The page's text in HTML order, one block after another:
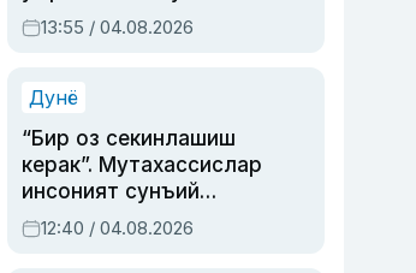
актриса ва дубльяж
устаси Римма
синовларга тўла ҳаёти
13:55 / 04.08.2026
Дунё
“Бир оз секинлашиш
керак”. Мутахассислар
инсоният сунъий
интеллектни бошқара
олмай қолишидан
12:40 / 04.08.2026